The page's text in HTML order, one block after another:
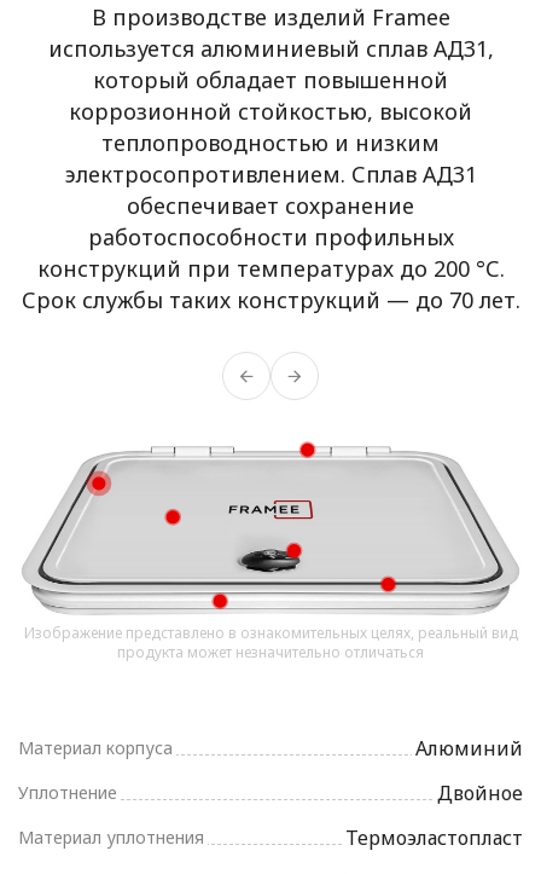
В производстве изделий Framee
используется алюминиевый сплав АД31,
который обладает повышенной
коррозионной стойкостью, высокой
теплопроводностью и низким
электросопротивлением. Сплав АД31
обеспечивает сохранение
работоспособности профильных
конструкций при температурах до 200 °С.
Срок службы таких конструкций — до 70 лет.
Изображение представлено в ознакомительных целях, реальный вид
продукта может незначительно отличаться
Материал корпуса Алюминий
Уплотнение Двойное
Материал уплотнения Термоэластопласт